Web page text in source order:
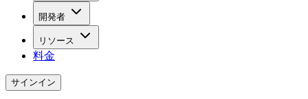
開発者
リソース
料金
サインイン